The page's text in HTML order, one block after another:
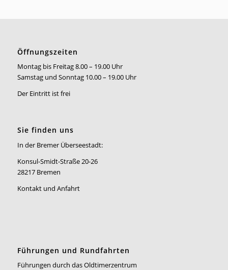
Öffnungszeiten
Montag bis Freitag 8.00 – 19.00 Uhr
Samstag und Sonntag 10.00 – 19.00 Uhr
Der Eintritt ist frei
Sie finden uns
In der Bremer Überseestadt:
Konsul-Smidt-Straße 20-26
28217 Bremen
Kontakt und Anfahrt
Führungen und Rundfahrten
Führungen durch das Oldtimerzentrum